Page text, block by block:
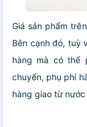
Giá sản phẩm
Bên cạnh đó, tuỳ
hàng mà có thể
chuyển, phụ phí
hàng giao từ